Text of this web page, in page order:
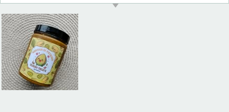
Graceful
Theme
by